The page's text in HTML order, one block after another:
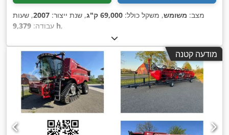
מצב: משומש, משקל כולל: 69,000 ק"ג , שנת ייצור: 2007, שעות
עבודה: 9,379 h,
מודעה קטנה